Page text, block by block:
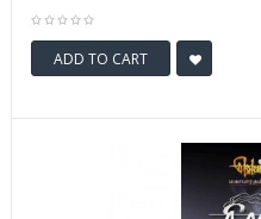
ADD TO CART